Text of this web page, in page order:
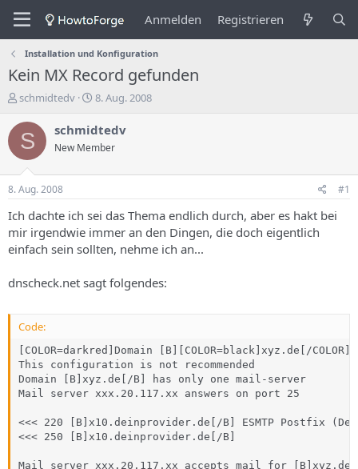
Anmelden Registrieren
Installation und Konfiguration
Kein MX Record gefunden
E
s
t
e
l
e
r
d
e
s
h
a
s
schmidtedv
E
s
e
n
s
d
t
8. Aug. 2008
S schmidtedv
New Member
8. Aug. 2008 #1
Ich dachte ich sei das Thema endlich durch, aber es hakt bei
mir irgendwie immer an den Dingen, die doch eigentlich
einfach sein sollten, nehme ich an...
dnscheck.net sagt folgendes:
Code:
[COLOR=darkred]Domain [B][COLOR=black]xyz.de[/
This configuration is not recommended
Domain [B]xyz.de[/B] has only one mail-server
Mail server xxx.20.117.xx answers on port 25
<<< 220 [B]x10.deinprovider.de[/B] ESMTP Postfix
<<< 250 [B]x10.deinprovider.de[/B]
Mail server xxx.20.117.xx accepts mail for